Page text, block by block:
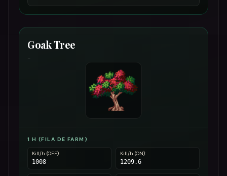
Goak Tree
-
1 H (FILA DE FARM)
Kill/h (OFF)
1008
Kill/h (ON):
1209.6